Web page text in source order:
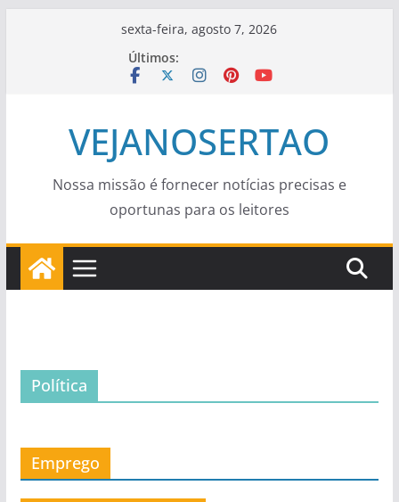
sexta-feira, agosto 7, 2026
Últimos:
VEJANOSERTAO
Nossa missão é fornecer notícias precisas e
oportunas para os leitores
Política
Emprego